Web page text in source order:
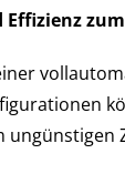
ungünstigen